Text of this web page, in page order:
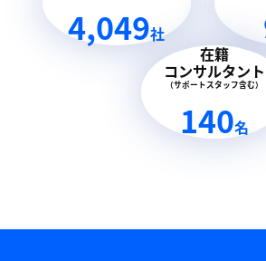
4,049社
在籍
コンサルタント
（サポートスタッフ含む）
140名